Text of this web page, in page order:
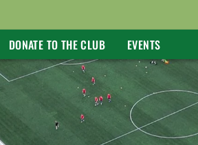
DONATE TO THE CLUB EVENTS